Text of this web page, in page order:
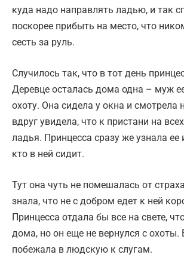
куда надо направлять ладью, и так
поскорее прибыть на место, что
сесть за руль.
Случилось так, что в тот день
Деревце осталась дома одна – муж
охоту. Она сидела у окна и смотрела
вдруг увидела, что к пристани на
ладья. Принцесса сразу же узнала ее
кто в ней сидит.
Тут она чуть не помешалась от
знала, что не с добром едет к ней
Принцесса отдала бы все на свете,
дома, но он еще не вернулся с охоты.
побежала в людскую к слугам.